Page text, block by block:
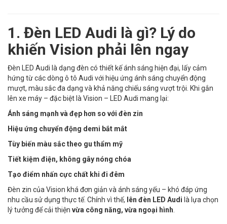
1. Đèn LED Audi là gì? Lý do
khiến Vision phải lên ngay
Đèn LED Audi là dạng đèn có thiết kế ánh sáng hiện đại, lấy cảm
hứng từ các dòng ô tô Audi với hiệu ứng ánh sáng chuyển động
mượt, màu sắc đa dạng và khả năng chiếu sáng vượt trội. Khi gắn
lên xe máy – đặc biệt là Vision – LED Audi mang lại:
Ánh sáng mạnh và đẹp hơn so với đèn zin
Hiệu ứng chuyển động demi bắt mắt
Tùy biến màu sắc theo gu thẩm mỹ
Tiết kiệm điện, không gây nóng chóa
Tạo điểm nhấn cực chất khi đi đêm
Đèn zin của Vision khá đơn giản và ánh sáng yếu – khó đáp ứng
nhu cầu sử dụng thực tế. Chính vì thế, lên đèn LED Audi là lựa chọn
lý tưởng để cải thiện vừa công năng, vừa ngoại hình